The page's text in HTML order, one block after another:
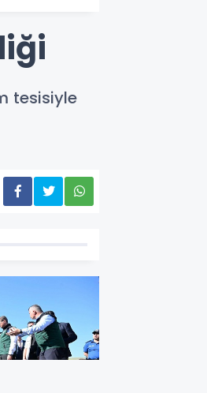
tesisiyle